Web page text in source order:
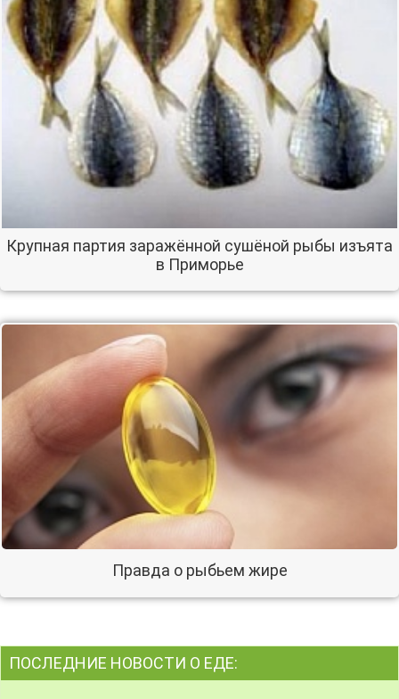
Крупная партия заражённой сушёной рыбы изъята
в Приморье
Правда о рыбьем жире
ПОСЛЕДНИЕ НОВОСТИ О ЕДЕ: